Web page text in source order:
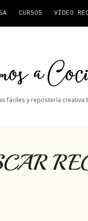
CURSOS VÍDEO
fáciles y repostería creativa